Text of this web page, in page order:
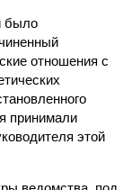
было
отношения с
принимали
этой